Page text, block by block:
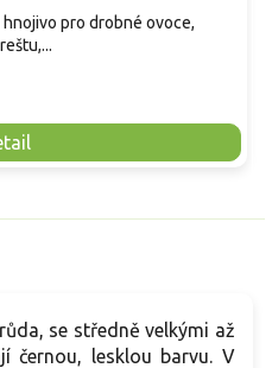
pro drobné ovoce,
se středně velkými až
černou, lesklou barvu. V